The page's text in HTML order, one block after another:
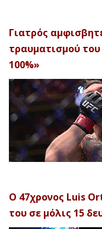
Γιατρός
τραυματισμού
100%»
Ο 47χρονος Luis
του σε μόλις 15